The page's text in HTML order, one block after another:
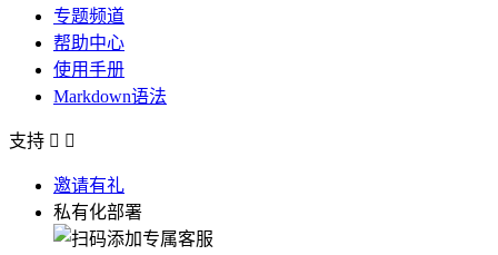
专题频道
帮助中心
使用手册
Markdown语法
支持  
邀请有礼
私有化部署